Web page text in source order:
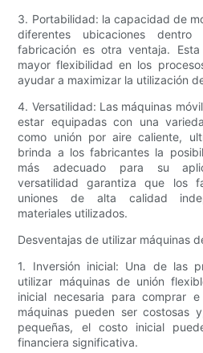
3. Portabilidad: la capacidad de
diferentes ubicaciones
fabricación es otra ventaja.
mayor flexibilidad en los
ayudar a maximizar la utilización
4. Versatilidad: Las máquinas
estar equipadas con una
como unión por aire caliente,
brinda a los fabricantes la
más adecuado para su
versatilidad garantiza que los
uniones de alta calidad
materiales utilizados.
Desventajas de utilizar máquinas
1. Inversión inicial: Una de las
utilizar máquinas de unión
inicial necesaria para comprar
máquinas pueden ser costosas
pequeñas, el costo inicial
financiera significativa.